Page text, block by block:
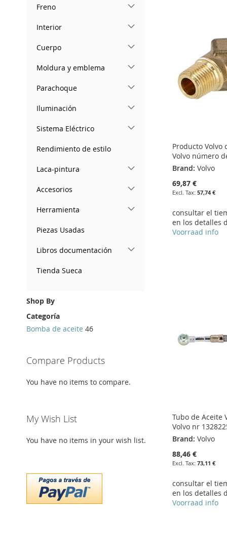
WISH
LIST
TO
COMPARE
WISH
LIST
TO
COMPARE
ADD
TO
ADD
WISH
LIST
TO
COMPARE
Producto Volvo
Volvo número
Brand: Volvo
69,87 €
57,74 €
consultar el
en los detalles
Voorraad info
Add to Cart
ADD
WISH
LIST
TO
COMPARE
Add to Cart
ADD
WISH
LIST
TO
COMPARE
WISH
LIST
COMPARE
WISH
LIST
COMPARE
Tubo de Aceite
Volvo nr
Brand: Volvo
88,46 €
73,11 €
consultar el
en los detalles
Voorraad info
Freno
Interior
Cuerpo
Moldura y emblema
Parachoque
Iluminación
Sistema Eléctrico
Rendimiento de estilo
Laca-pintura
Accesorios
Herramienta
Piezas Usadas
Libros documentación
Tienda Sueca
Shop By
Categoría
Bomba de aceite 46
Compare Products
You have no items to compare.
My Wish List
You have no items in your wish list.